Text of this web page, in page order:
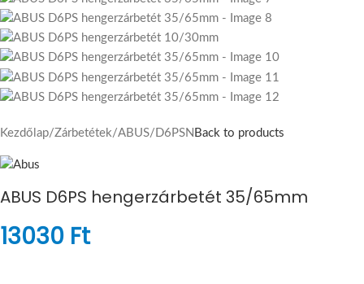
Kezdőlap/Zárbetétek/ABUS/ D6PSN Back to products
ABUS D6PS hengerzárbetét 35/65mm
13030 Ft